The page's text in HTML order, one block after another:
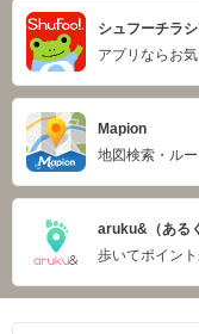
シュフーチラ
アプリならお
Mapion
地図検索・ル
aruku&（ある
歩いてポイン